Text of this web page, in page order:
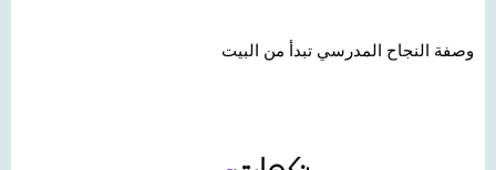
وصفة النجاح المدرسي تبدأ من البيت